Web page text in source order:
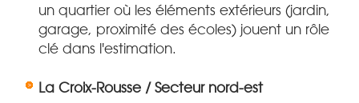
un quartier où les éléments extérieurs (jardin,
garage, proximité des écoles) jouent un rôle
clé dans l'estimation.
La Croix-Rousse / Secteur nord-est